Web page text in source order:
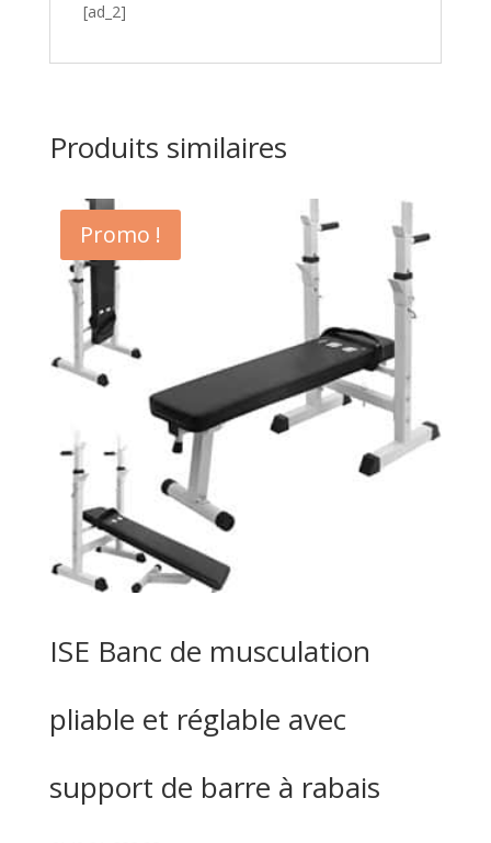
[ad_2]
Produits similaires
Promo !
ISE Banc de musculation
pliable et réglable avec
support de barre à rabais